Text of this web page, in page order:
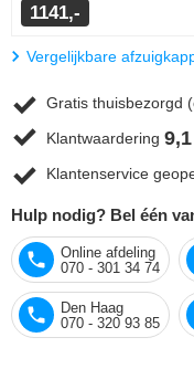
1141,-
Vergelijkbare
Gratis thuisbezorgd
Klantwaardering 9,1
Klantenservice
Hulp nodig? Bel één
Online afdeling
070 - 301 34 74
Den Haag
070 - 320 93 85